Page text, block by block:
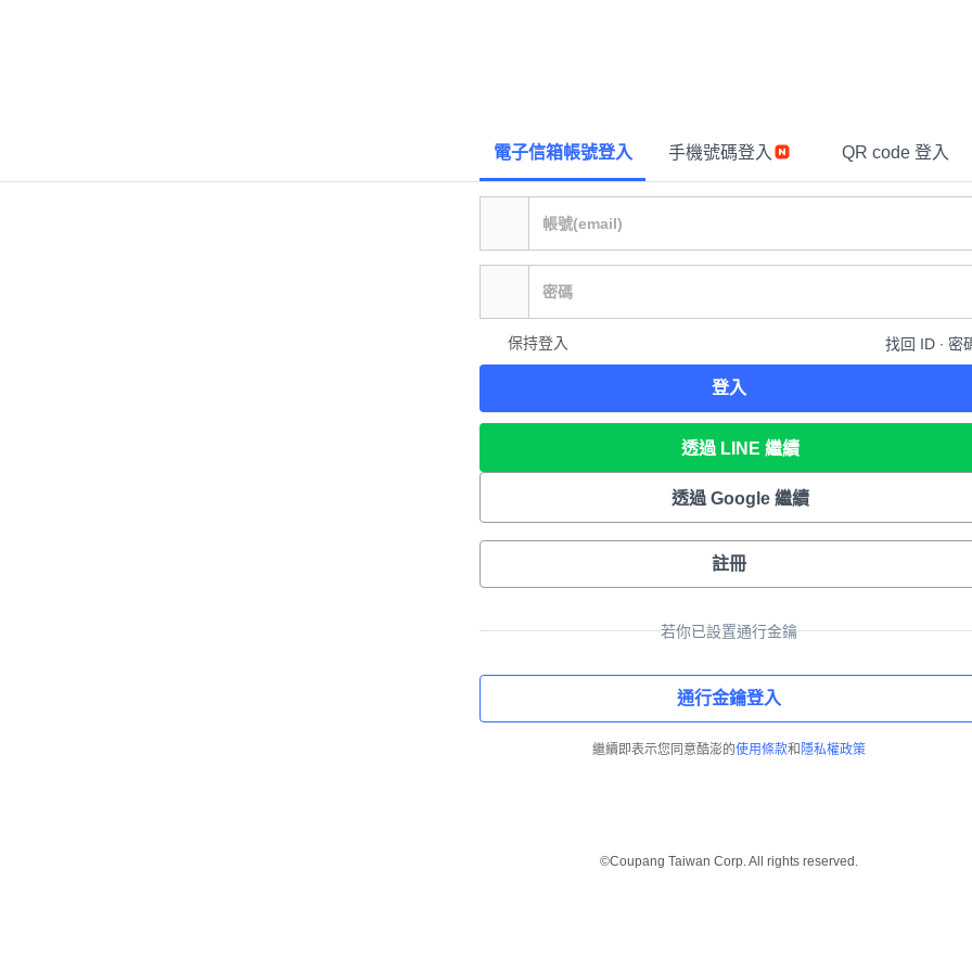
電子信箱帳號登入 手機號碼登入 QR code 登入
保持登入 找回 ID ∙ 密
登入
透過 LINE 繼續
透過 Google 繼續
註冊
若你已設置通行金鑰
通行金鑰登入
繼續即表示您同意酷澎的使用條款和 隱私權政策
©Coupang Taiwan Corp. All rights reserved.